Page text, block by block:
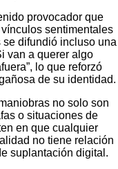
provocador que
sentimentales
difundió incluso una
van a querer algo
lo que reforzó
de su identidad.
no solo son
o situaciones de
en que cualquier
no tiene relación
suplantación digital.